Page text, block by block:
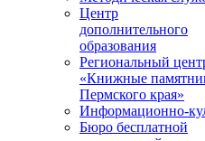
Центр
дополнительного
образования
Региональный
«Книжные
Пермского края»
Информационно-
Бюро бесплатной